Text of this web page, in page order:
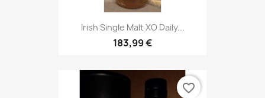
Irish Single Malt XO Daily...
183,99 €
favorite_border